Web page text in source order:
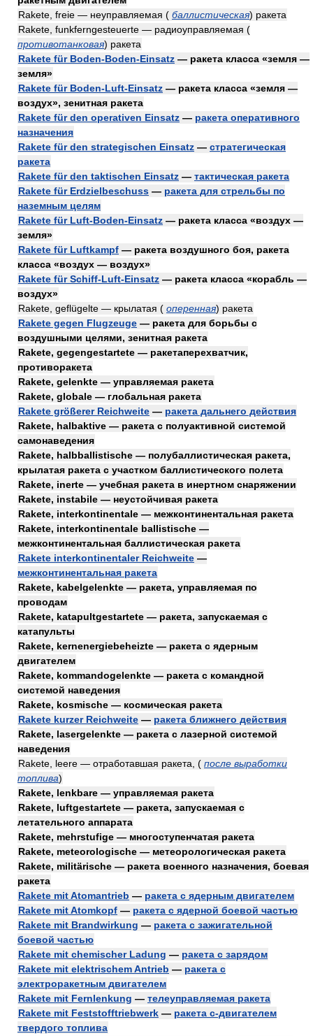
Rakete, freie — неуправляемая ( баллистическая) ракета
Rakete, funkferngesteuerte — радиоуправляемая (
противотанковая) ракета
Rakete für Boden-Boden-Einsatz — ракета класса «земля —
земля»
Rakete für Boden-Luft-Einsatz — ракета класса «земля —
воздух», зенитная ракета
Rakete für den operativen Einsatz — ракета оперативного
назначения
Rakete für den strategischen Einsatz — стратегическая
ракета
Rakete für den taktischen Einsatz — тактическая ракета
Rakete für Erdzielbeschuss — ракета для стрельбы по
наземным целям
Rakete für Luft-Boden-Einsatz — ракета класса «воздух —
земля»
Rakete für Luftkampf — ракета воздушного боя, ракета
класса «воздух — воздух»
Rakete für Schiff-Luft-Einsatz — ракета класса «корабль —
воздух»
Rakete, geflügelte — крылатая ( оперенная) ракета
Rakete gegen Flugzeuge — ракета для борьбы с
воздушными целями, зенитная ракета
Rakete, gegengestartete — ракетаперехватчик,
противоракета
Rakete, gelenkte — управляемая ракета
Rakete, globale — глобальная ракета
Rakete größerer Reichweite — ракета дальнего действия
Rakete, halbaktive — ракета с полуактивной системой
самонаведения
Rakete, halbballistische — полубаллистическая ракета,
крылатая ракета с участком баллистического полета
Rakete, inerte — учебная ракета в инертном снаряжении
Rakete, instabile — неустойчивая ракета
Rakete, interkontinentale — межконтинентальная ракета
Rakete, interkontinentale ballistische —
межконтинентальная баллистическая ракета
Rakete interkontinentaler Reichweite —
межконтинентальная ракета
Rakete, kabelgelenkte — ракета, управляемая по
проводам
Rakete, katapultgestartete — ракета, запускаемая с
катапульты
Rakete, kernenergiebeheizte — ракета с ядерным
двигателем
Rakete, kommandogelenkte — ракета с командной
системой наведения
Rakete, kosmische — космическая ракета
Rakete kurzer Reichweite — ракета ближнего действия
Rakete, lasergelenkte — ракета с лазерной системой
наведения
Rakete, leere — отработавшая ракета, ( после выработки
топлива)
Rakete, lenkbare — управляемая ракета
Rakete, luftgestartete — ракета, запускаемая с
летательного аппарата
Rakete, mehrstufige — многоступенчатая ракета
Rakete, meteorologische — метеорологическая ракета
Rakete, militärische — ракета военного назначения, боевая
ракета
Rakete mit Atomantrieb — ракета с ядерным двигателем
Rakete mit Atomkopf — ракета с ядерной боевой частью
Rakete mit Brandwirkung — ракета с зажигательной
боевой частью
Rakete mit chemischer Ladung — ракета с зарядом
Rakete mit elektrischem Antrieb — ракета с
электроракетным двигателем
Rakete mit Fernlenkung — телеуправляемая ракета
Rakete mit Feststofftriebwerk — ракета с-двигателем
твердого топлива